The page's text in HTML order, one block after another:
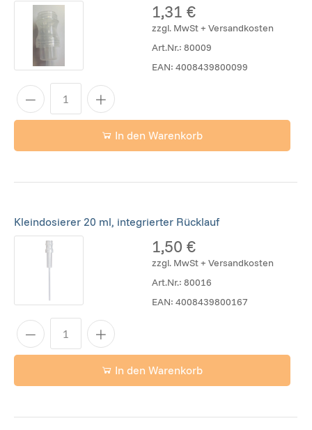
1,31 €
zzgl. MwSt + Versandkosten
Art.Nr.:80009
EAN:4008439800099
In den Warenkorb
Kleindosierer 20 ml, integrierter Rücklauf
1,50 €
zzgl. MwSt + Versandkosten
Art.Nr.:80016
EAN:4008439800167
In den Warenkorb